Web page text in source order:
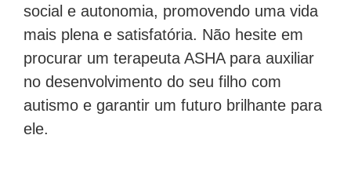
social e autonomia, promovendo uma vida
mais plena e satisfatória. Não hesite em
procurar um terapeuta ASHA para auxiliar
no desenvolvimento do seu filho com
autismo e garantir um futuro brilhante para
ele.